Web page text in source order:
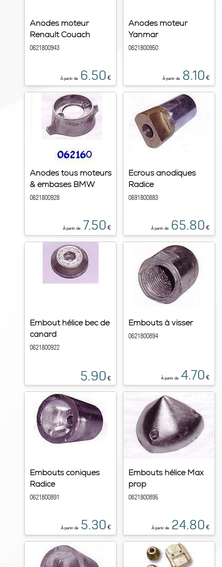
Anodes moteur
Renault Couach
0621800943
À partir de 6.50 €
Anodes moteur
Yanmar
0621800950
À partir de 8.10 €
Anodes tous moteurs
& embases BMW
0621800928
À partir de 7.50 €
Ecrous anodiques
Radice
0691800883
À partir de 65.80 €
Embout hélice bec de
canard
0621800922
5.90 €
Embouts à visser
0621800894
À partir de 4.70 €
Embouts coniques
Radice
0621800891
À partir de 5.30 €
Embouts hélice Max
prop
0621800895
À partir de 24.80 €